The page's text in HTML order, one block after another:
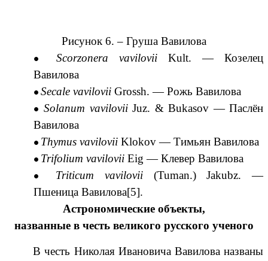
Рисунок 6. – Груша Вавилова
Scorzonera vavilovii Kult. — Козелец
Вавилова
Secale vavilovii Grossh. —Рожь Вавилова
Solanum vavilovii Juz. & Bukasov — Паслён
Вавилова
Thymus vavilovii Klokov—Тимьян Вавилова
Trifolium vavilovii Eig —Клевер Вавилова
Triticum vavilovii (Tuman.)Jakubz. —
Пшеница Вавилова[5].
Астрономические объекты,
названные в честь великого русского ученого
В честь Николая Ивановича Вавилова названы